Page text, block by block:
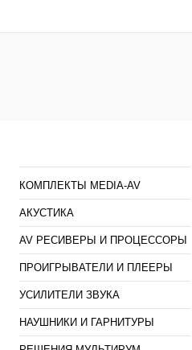
КОМПЛЕКТЫ MEDIA-AV
АКУСТИКА
AV РЕСИВЕРЫ И ПРОЦЕССОРЫ
ПРОИГРЫВАТЕЛИ И ПЛЕЕРЫ
УСИЛИТЕЛИ ЗВУКА
НАУШНИКИ И ГАРНИТУРЫ